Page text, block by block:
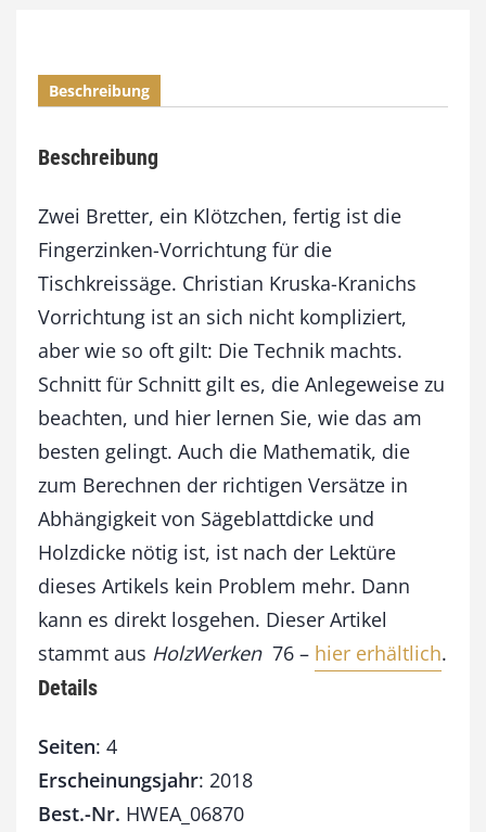
n
e
c
h
e
m
c
h
M
e
n
e
Beschreibung
Beschreibung
Zwei Bretter, ein Klötzchen, fertig ist die
Fingerzinken-Vorrichtung für die
Tischkreissäge. Christian Kruska-Kranichs
Vorrichtung ist an sich nicht kompliziert,
aber wie so oft gilt: Die Technik machts.
Schnitt für Schnitt gilt es, die Anlegeweise zu
beachten, und hier lernen Sie, wie das am
besten gelingt. Auch die Mathematik, die
zum Berechnen der richtigen Versätze in
Abhängigkeit von Sägeblattdicke und
Holzdicke nötig ist, ist nach der Lektüre
dieses Artikels kein Problem mehr. Dann
kann es direkt losgehen. Dieser Artikel
stammt aus HolzWerken 76 – hier erhältlich.
Details
Seiten: 4
Erscheinungsjahr: 2018
Best.-Nr. HWEA_06870